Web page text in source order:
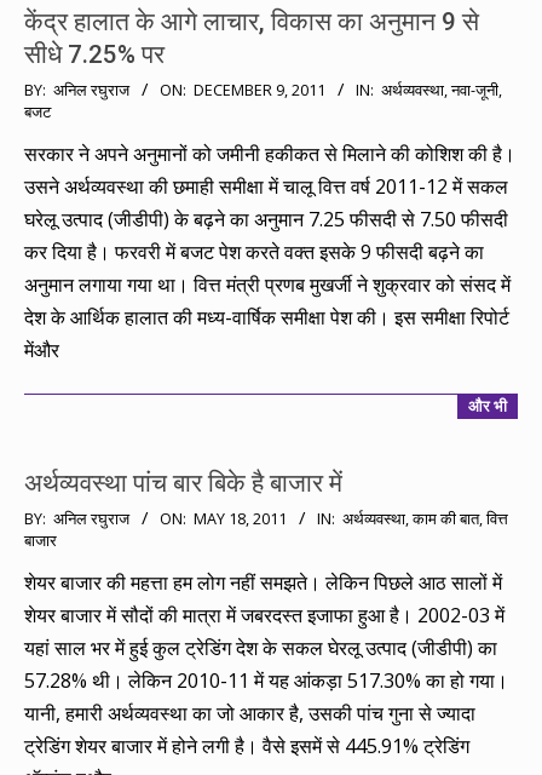
केंद्र हालात के आगे लाचार, विकास का अनुमान 9 से
सीधे 7.25% पर
2011-
12-
09
BY: अनिल रघुराज ON: DECEMBER 9, 2011 IN: अर्थव्यवस्था,नवा-जूनी,
बजट
सरकार ने अपने अनुमानों को जमीनी हकीकत से मिलाने की कोशिश की है।
उसने अर्थव्यवस्था की छमाही समीक्षा में चालू वित्त वर्ष 2011-12 में सकल
घरेलू उत्पाद (जीडीपी) के बढ़ने का अनुमान 7.25 फीसदी से 7.50 फीसदी
कर दिया है। फरवरी में बजट पेश करते वक्त इसके 9 फीसदी बढ़ने का
अनुमान लगाया गया था। वित्त मंत्री प्रणब मुखर्जी ने शुक्रवार को संसद में
देश के आर्थिक हालात की मध्य-वार्षिक समीक्षा पेश की। इस समीक्षा रिपोर्ट
मेंऔर
और भी
अर्थव्यवस्था पांच बार बिके है बाजार में
2011-
05-
18
BY: अनिल रघुराज ON: MAY 18, 2011 IN: अर्थव्यवस्था,काम की बात,वित्त
बाजार
शेयर बाजार की महत्ता हम लोग नहीं समझते। लेकिन पिछले आठ सालों में
शेयर बाजार में सौदों की मात्रा में जबरदस्त इजाफा हुआ है। 2002-03 में
यहां साल भर में हुई कुल ट्रेडिंग देश के सकल घेरलू उत्पाद (जीडीपी) का
57.28% थी। लेकिन 2010-11 में यह आंकड़ा 517.30% का हो गया।
यानी, हमारी अर्थव्यवस्था का जो आकार है, उसकी पांच गुना से ज्यादा
ट्रेडिंग शेयर बाजार में होने लगी है। वैसे इसमें से 445.91% ट्रेडिंग